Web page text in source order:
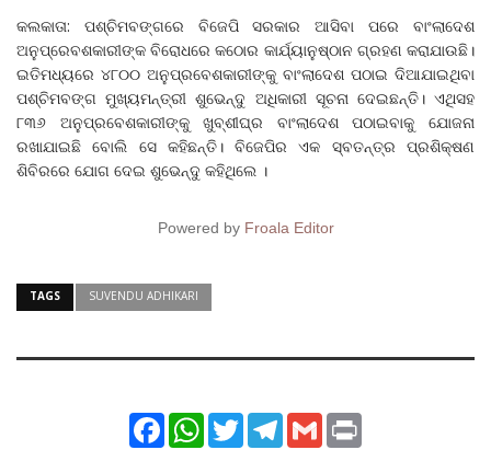
କଲକାତା: ପଶ୍ଚିମବଙ୍ଗରେ ବିଜେପି ସରକାର ଆସିବା ପରେ ବାଂଲାଦେଶ
ଅନୁପ୍ରେବଶକାରୀଙ୍କ ବିରୋଧରେ କଠୋର କାର୍ଯ୍ୟାନୁଷ୍ଠାନ ଗ୍ରହଣ କରାଯାଉଛି।
ଇତିମଧ୍ୟରେ ୪୮୦୦ ଅନୁପ୍ରବେଶକାରୀଙ୍କୁ ବାଂଲାଦେଶ ପଠାଇ ଦିଆଯାଇଥିବା
ପଶ୍ଚିମବଙ୍ଗ ମୁଖ୍ୟମନ୍ତ୍ରୀ ଶୁଭେନ୍ଦୁ ଅଧିକାରୀ ସୂଚନା ଦେଇଛନ୍ତି। ଏଥିସହ
୮୩୬ ଅନୁପ୍ରବେଶକାରୀଙ୍କୁ ଖୁବ୍‌ଶୀଘ୍ର ବାଂଲାଦେଶ ପଠାଇବାକୁ ଯୋଜନା
ରଖାଯାଇଛି ବୋଲି ସେ କହିଛନ୍ତି। ବିଜେପିର ଏକ ସ୍ବତନ୍ତ୍ର ପ୍ରଶିକ୍ଷଣ
ଶିବିରରେ ଯୋଗ ଦେଇ ଶୁଭେନ୍ଦୁ କହିଥିଲେ ।
Powered by Froala Editor
TAGS SUVENDU ADHIKARI
FacebookWhatsApp
TwitterTelegram
Gmail